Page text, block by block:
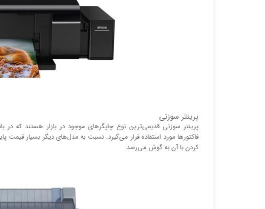
پرینتر سوزنی
پرینتر سوزنی قدیمی‌ترین نوع چاپگر‌های موجود در بازار هستند که
فاکتور‌ها مورد استفاده قرار می‌گیرد. نسبت به مدل‌های دیگر بسیار قیمت
کردن با آن به گوش می‌رسد.